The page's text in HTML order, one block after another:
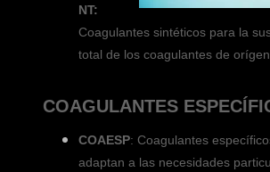
NT:
Coagulantes sintéticos para la
total de los coagulantes de orígen
COAGULANTES
COAESP: Coagulantes
adaptan a las necesidades